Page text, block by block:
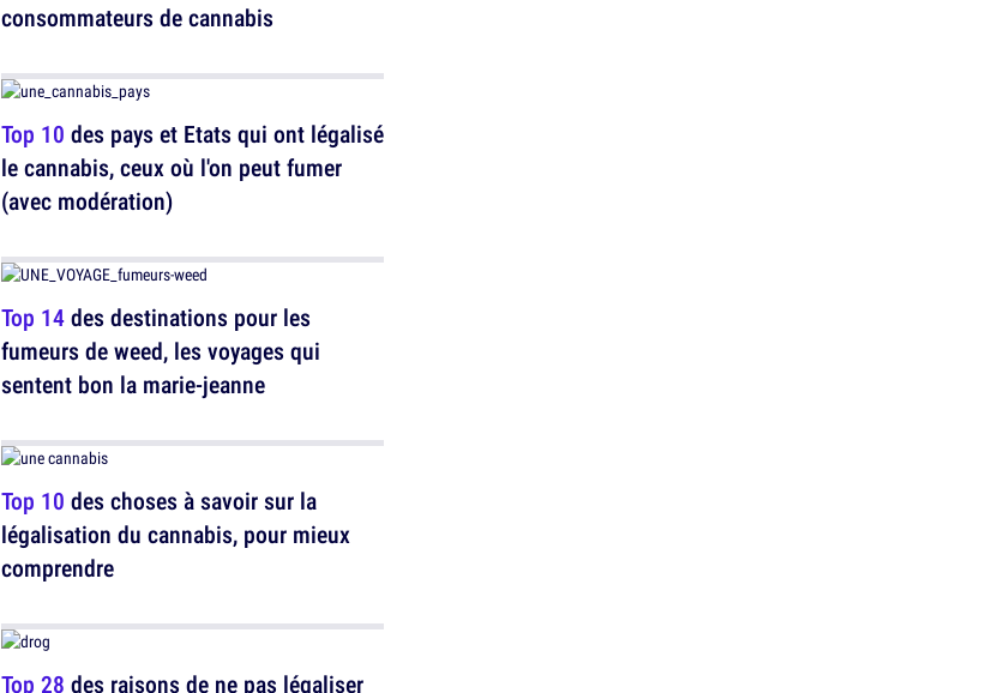
consommateurs de cannabis
Top 10 des pays et Etats qui ont légalisé
le cannabis, ceux où l'on peut fumer
(avec modération)
Top 14des destinations pour les
fumeurs de weed, les voyages qui
sentent bon la marie-jeanne
Top 10 des choses à savoir sur la
légalisation du cannabis, pour mieux
comprendre
Top 28 des raisons de ne pas légaliser